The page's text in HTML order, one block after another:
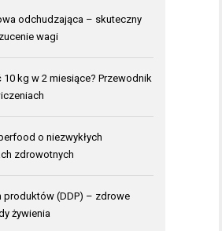
odchudzająca – skuteczny
wagi
10 kg w 2 miesiące? Przewodnik
o niezwykłych
zdrowotnych
produktów (DDP) – zdrowe
żywienia